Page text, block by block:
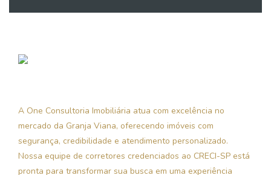
A One Consultoria Imobiliária atua com excelência no
mercado da Granja Viana, oferecendo imóveis com
segurança, credibilidade e atendimento personalizado.
Nossa equipe de corretores credenciados ao CRECI-SP está
pronta para transformar sua busca em uma experiência